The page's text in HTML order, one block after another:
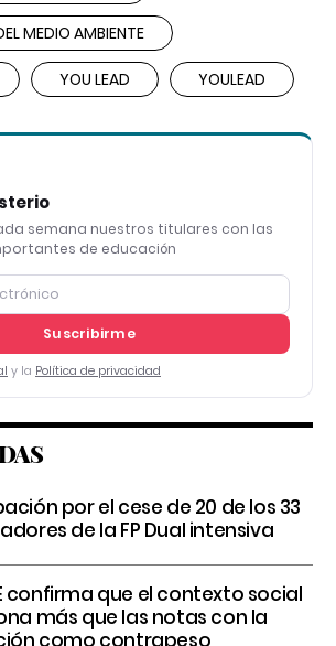
MEDIO AMBIENTE
YOU LEAD YOULEAD
semana nuestros titulares con las
de educación
Suscribirme
y la Política de privacidad
por el cese de 20 de los 33
de la FP Dual intensiva
confirma que el contexto social
más que las notas con la